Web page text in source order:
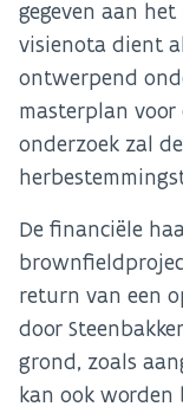
gegeven aan
visienota dient
ontwerpend
masterplan
onderzoek zal
De financiële
return van een
door
grond, zoals
kan ook worden